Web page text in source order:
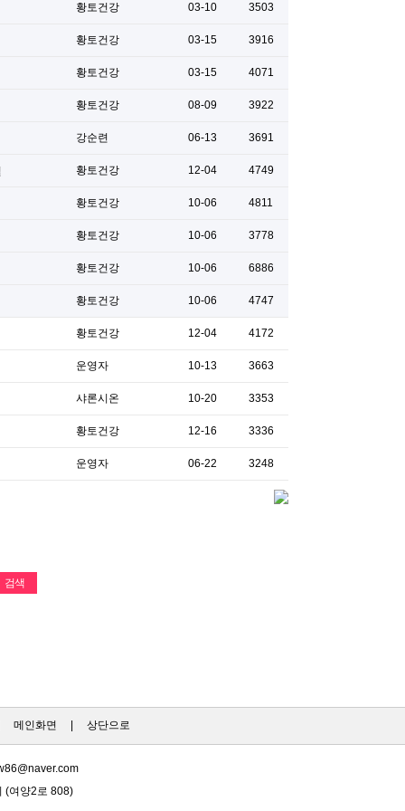
황토건강 03-10 3503
황토건강 03-15 3916
황토건강 03-15 4071
황토건강 08-09 3922
강순련 06-13 3691
황토건강 12-04 4749
황토건강 10-06 4811
황토건강 10-06 3778
황토건강 10-06 6886
황토건강 10-06 4747
황토건강 12-04 4172
운영자 10-13 3663
샤론시온 10-20 3353
황토건강 12-16 3336
운영자 06-22 3248
메인화면 상단으로
(여양2로 808)